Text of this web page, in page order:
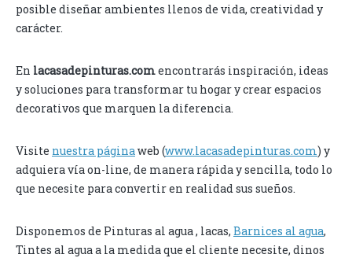
posible diseñar ambientes llenos de vida, creatividad y
carácter.
En lacasadepinturas.comencontrarás inspiración, ideas
y soluciones para transformar tu hogar y crear espacios
decorativos que marquen la diferencia.
Visite nuestra página web (www.lacasadepinturas.com) y
adquiera vía on-line, de manera rápida y sencilla, todo lo
que necesite para convertir en realidad sus sueños.
Disponemos de Pinturas al agua , lacas, Barnices al agua,
Tintes al agua a la medida que el cliente necesite, dinos